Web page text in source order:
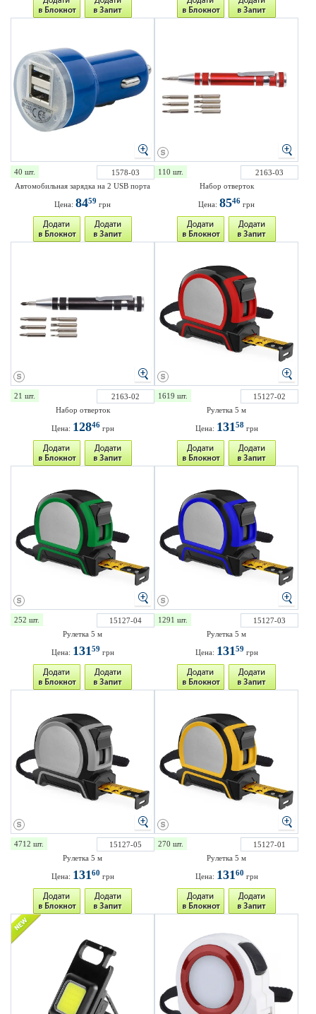
40 шт.
1578-03
Автомобильная зарядка на 2 USB порта
Цена: 8459 грн
110 шт.
2163-03
Набор отверток
Цена: 8546 грн
21 шт.
2163-02
Набор отверток
Цена: 12846грн
1619 шт.
15127-02
Рулетка 5 м
Цена: 13158грн
252 шт.
15127-04
Рулетка 5 м
Цена: 13159 грн
1291 шт.
15127-03
Рулетка 5 м
Цена: 13159 грн
4712 шт.
15127-05
Рулетка 5 м
Цена: 13160 грн
270 шт.
15127-01
Рулетка 5 м
Цена: 13160 грн